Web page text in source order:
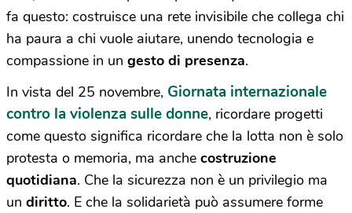
fa questo: costruisce una rete invisibile che collega chi
ha paura a chi vuole aiutare, unendo tecnologia e
compassione in un gesto di presenza.
In vista del 25 novembre, Giornata internazionale
contro la violenza sulle donne, ricordare progetti
come questo significa ricordare che la lotta non è solo
protesta o memoria, ma anche costruzione
quotidiana. Che la sicurezza non è un privilegio ma
un diritto. E che la solidarietà può assumere forme